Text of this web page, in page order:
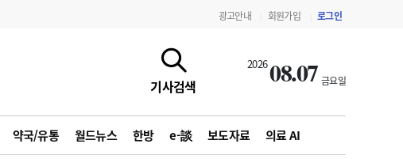
광고안내 회원가입 로그인
기사검색
202608.07 금요일
약국/유통 월드뉴스 한방 e-談 보도자료 의료 AI